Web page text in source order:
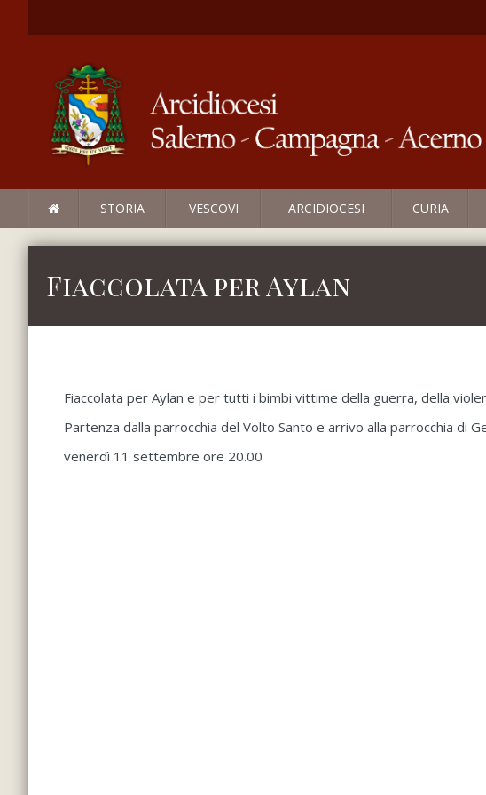
STORIA VESCOVI ARCIDIOCESI CURIA
Fiaccolata per Aylan
Fiaccolata per Aylan e per tutti i bimbi vittime della guerra, della
Partenza dalla parrocchia del Volto Santo e arrivo alla parrocchia di
venerdì 11 settembre ore 20.00